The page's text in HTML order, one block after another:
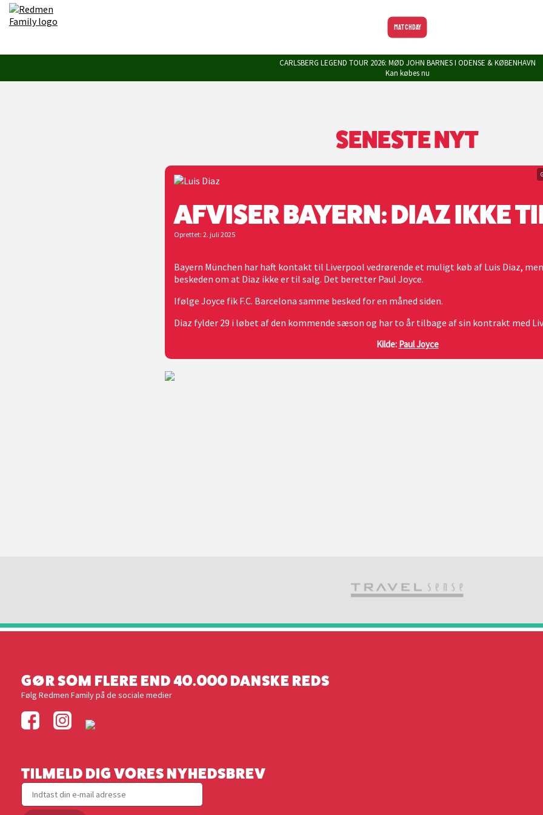
MATCHDAY
CARLSBERG LEGEND TOUR 2026: MØD JOHN BARNES I ODENSE & KØBENHAVN
Kan købes nu
SENESTE NYT
AFVISER BAYERN: DIAZ IKKE
Oprettet: 2. juli 2025
Bayern München har haft kontakt til Liverpool vedrørende et muligt køb af Luis Diaz,
beskeden om at Diaz ikke er til salg. Det beretter Paul Joyce.
Ifølge Joyce fik F.C. Barcelona samme besked for en måned siden.
Diaz fylder 29 i løbet af den kommende sæson og har to år tilbage af sin kontrakt med
Kilde: Paul Joyce
GØR SOM FLERE END 40.000 DANSKE REDS
Følg Redmen Family på de sociale medier
TILMELD DIG VORES NYHEDSBREV